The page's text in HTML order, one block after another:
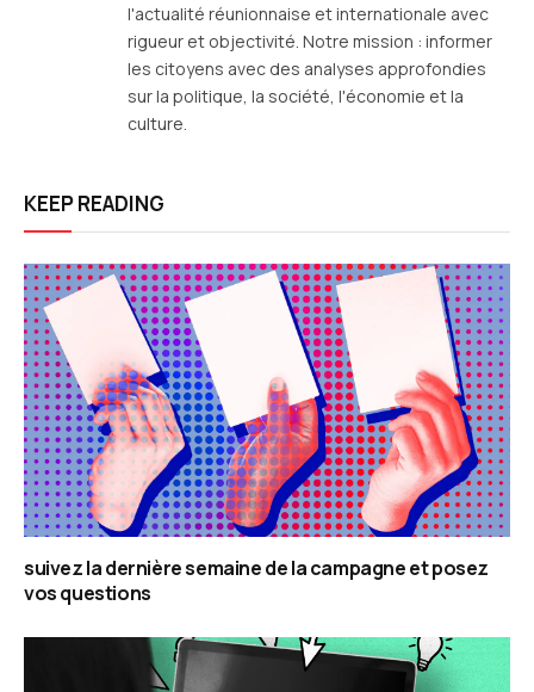
l'actualité réunionnaise et internationale avec
rigueur et objectivité. Notre mission : informer
les citoyens avec des analyses approfondies
sur la politique, la société, l'économie et la
culture.
KEEP READING
suivez la dernière semaine de la campagne et posez
vos questions